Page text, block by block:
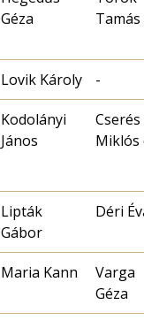
Géza
Tamás
Lovik Károly -
Kodolányi
János
Cserés
Miklós
Lipták
Gábor
Déri
Maria Kann
Varga
Géza